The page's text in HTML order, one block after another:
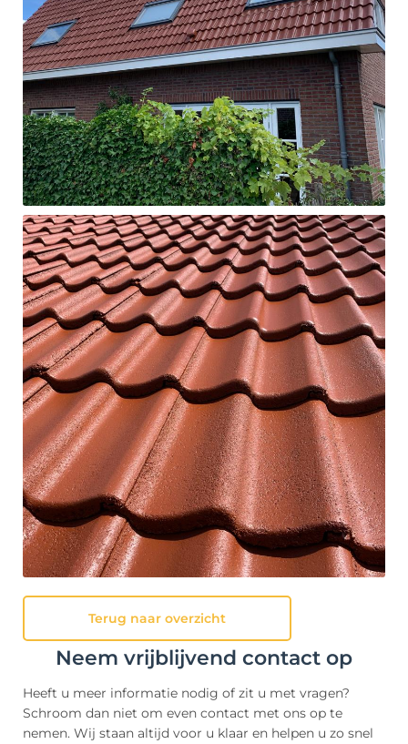
Terug naar overzicht
Neem vrijblijvend contact op
Heeft u meer informatie nodig of zit u met vragen?
Schroom dan niet om even contact met ons op te
nemen. Wij staan altijd voor u klaar en helpen u zo snel